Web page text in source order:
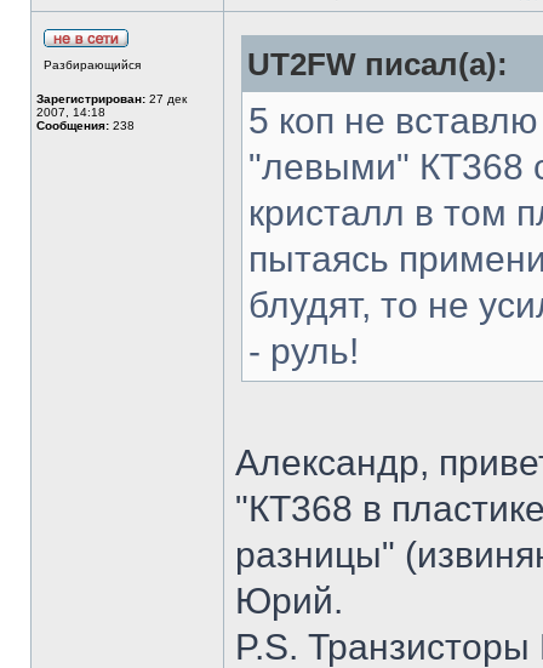
Разбирающийся
Зарегистрирован: 27 дек
2007, 14:18
Сообщения: 238
UT2FW писал(а):
5 коп не
"левыми" КТ368
кристалл в том
пытаясь
блудят, то не
- руль!
Александр,
"КТ368 в
разницы"
Юрий.
P.S.